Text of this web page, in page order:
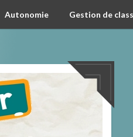
Autonomie Gestion de